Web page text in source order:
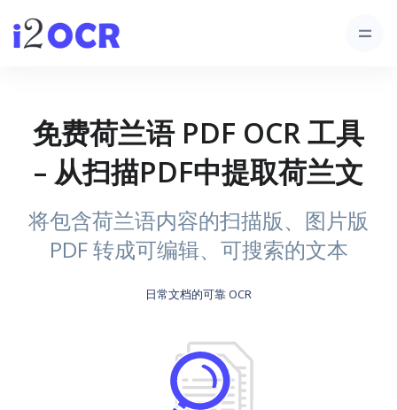
免费荷兰语 PDF OCR 工具
– 从扫描PDF中提取荷兰文
将包含荷兰语内容的扫描版、图片版
PDF 转成可编辑、可搜索的文本
日常文档的可靠 OCR